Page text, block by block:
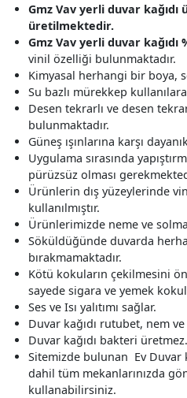
Gmz Vav yerli duvar kağıdı
üretilmektedir.
Gmz Vav yerli duvar kağıdı
vinil özelliği bulunmaktadır.
Kimyasal herhangi bir boya,
Su bazlı mürekkep
Desen tekrarlı ve desen
bulunmaktadır.
Güneş ışınlarına karşı
Uygulama sırasında
pürüzsüz olması
Ürünlerin dış yüzeylerinde
kullanılmıştır.
Ürünlerimizde neme ve
Söküldüğünde duvarda
bırakmamaktadır.
Kötü kokuların çekilmesini
sayede sigara ve yemek
Ses ve Isı yalıtımı sağlar.
Duvar kağıdı rutubet, nem
Duvar kağıdı bakteri üretmez.
Sitemizde bulunan Ev Duvar
dahil tüm mekanlarınızda
kullanabilirsiniz.